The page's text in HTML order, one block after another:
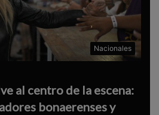
Nacionales
al centro de la escena:
bonaerenses y